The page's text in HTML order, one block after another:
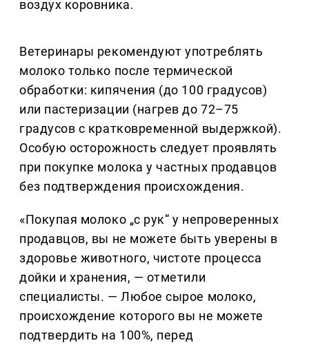
воздух коровника.
Ветеринары рекомендуют употреблять
молоко только после термической
обработки: кипячения (до 100 градусов)
или пастеризации (нагрев до 72–75
градусов с кратковременной выдержкой).
Особую осторожность следует проявлять
при покупке молока у частных продавцов
без подтверждения происхождения.
«Покупая молоко „с рук“ у непроверенных
продавцов, вы не можете быть уверены в
здоровье животного, чистоте процесса
дойки и хранения, — отметили
специалисты. — Любое сырое молоко,
происхождение которого вы не можете
подтвердить на 100%, перед